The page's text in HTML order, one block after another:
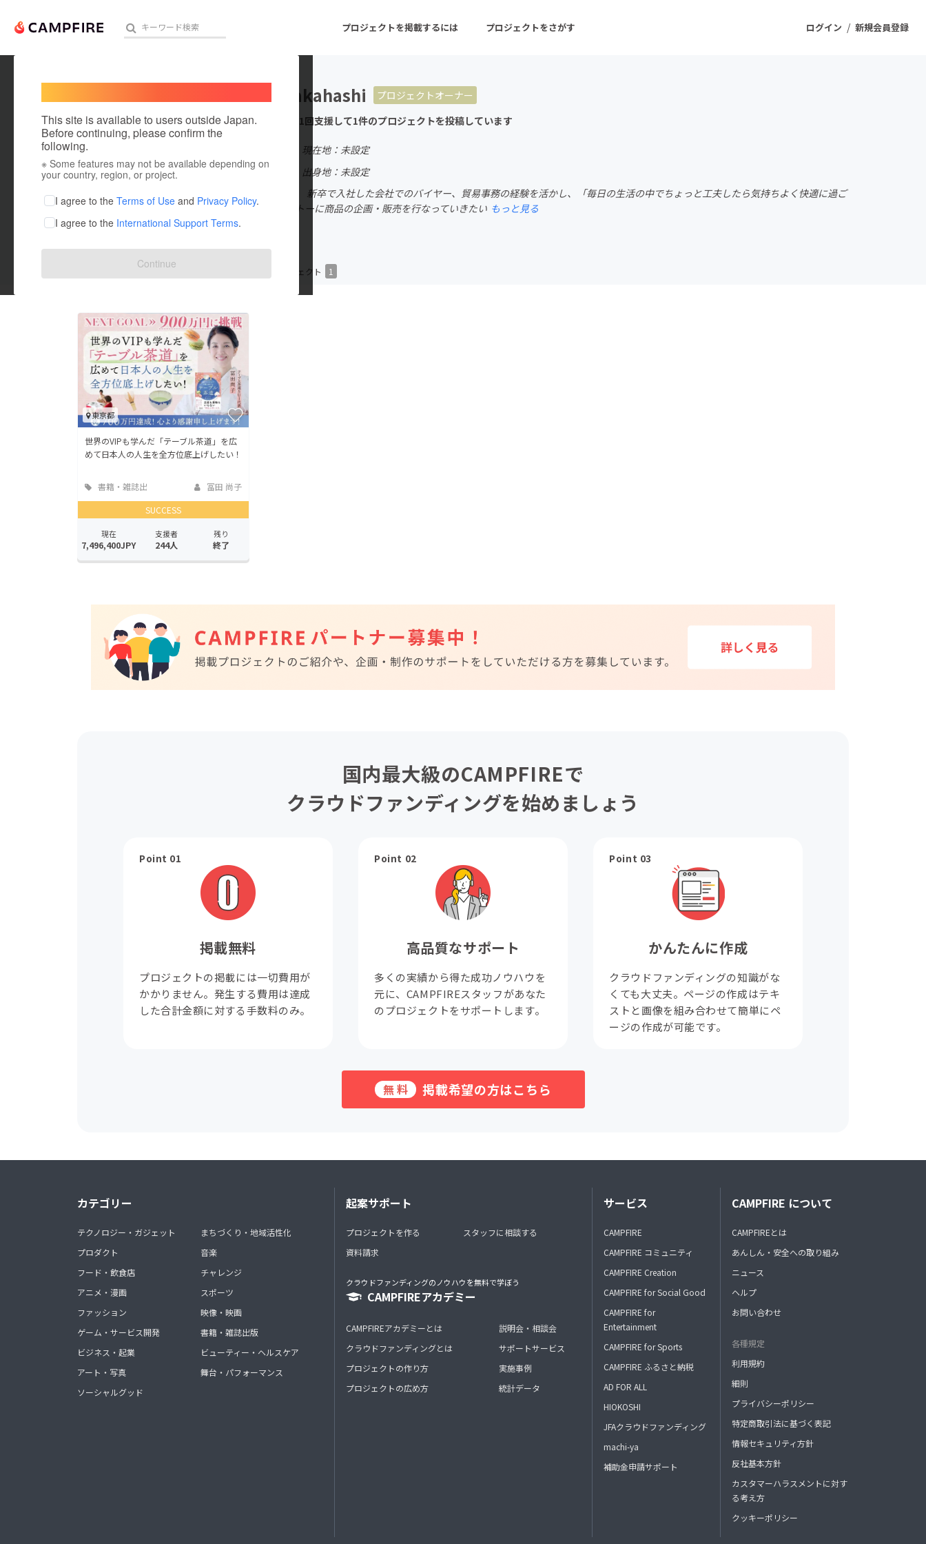
ログイン / 新規会員登録
プロジェクトを掲載するには プロジェクトをさがす
人気のプロジェクト 注目のリターン 注目の新着プロジェクト
アート・写真 音楽
テクノロジー・ガジェット
ゲーム・サービス開発 フード・飲食店
ファッション
映像・映画
ビジネス・起業
まちづくり・地域活性化
This site is available to users outside Japan.
Before continuing, please confirm the
following.
※ Some features may not be available depending on
your country, region, or project.
I agree to the Terms of Use and Privacy Policy.
I agree to the International Support Terms.
Continue
mari_takahashi
プロジェクトオーナー
これまでに1回支援して1件のプロジェクトを投稿しています
現在地：未設定
出身国：日本
出身地：未設定
早稲田大学卒。 新卒で入社した会社でのバイヤー、貿易事務の経験を活かし、「毎日の生活の中でちょっと工夫したら気持ちよく快適に過ご
せる」をモットーに商品の企画・販売を行なっていきたい もっと見る
プロジェクト プロジェクト 1
東京都
世界のVIPも学んだ「テーブル茶道」を広
めて日本人の人生を全方位底上げしたい！
書籍・雑誌出
版
冨田 尚子
SUCCESS
現在
7,496,400JPY
支援者
244人
残り
終了
国内最大級のCAMPFIREで
クラウドファンディングを始めましょう
Point 01
掲載無料
プロジェクトの掲載には一切費用が
かかりません。発生する費用は達成
した合計金額に対する手数料のみ。
Point 02
高品質なサポート
多くの実績から得た成功ノウハウを
元に、CAMPFIREスタッフがあなた
のプロジェクトをサポートします。
Point 03
かんたんに作成
クラウドファンディングの知識がな
くても大丈夫。ページの作成はテキ
ストと画像を組み合わせて簡単にペ
ージの作成が可能です。
無料 掲載希望の方はこちら
カテゴリー
テクノロジー・ガジェット
プロダクト
フード・飲食店
アニメ・漫画
ファッション
ゲーム・サービス開発
ビジネス・起業
アート・写真
ソーシャルグッド
まちづくり・地域活性化
音楽
チャレンジ
スポーツ
映像・映画
書籍・雑誌出版
ビューティー・ヘルスケア
舞台・パフォーマンス
起案サポート
プロジェクトを作る
資料請求
スタッフに相談する
クラウドファンディングのノウハウを無料で学ぼう
CAMPFIREアカデミー
CAMPFIREアカデミーとは
クラウドファンディングとは
プロジェクトの作り方
プロジェクトの広め方
説明会・相談会
サポートサービス
実施事例
統計データ
サービス
CAMPFIRE
CAMPFIRE コミュニティ
CAMPFIRE Creation
CAMPFIRE for Social Good
CAMPFIRE for
Entertainment
CAMPFIRE for Sports
CAMPFIRE ふるさと納税
AD FOR ALL
HIOKOSHI
JFAクラウドファンディング
machi-ya
補助金申請サポート
CAMPFIRE について
CAMPFIREとは
あんしん・安全への取り組み
ニュース
ヘルプ
お問い合わせ
各種規定
利用規約
細則
プライバシーポリシー
特定商取引法に基づく表記
情報セキュリティ方針
反社基本方針
カスタマーハラスメントに対す
る考え方
クッキーポリシー